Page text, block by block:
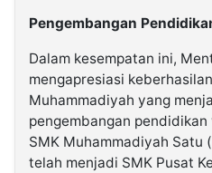
Pengembangan
Dalam kesempatan ini,
mengapresiasi
Muhammadiyah yang
pengembangan
SMK Muhammadiyah Satu
telah menjadi SMK Pusat